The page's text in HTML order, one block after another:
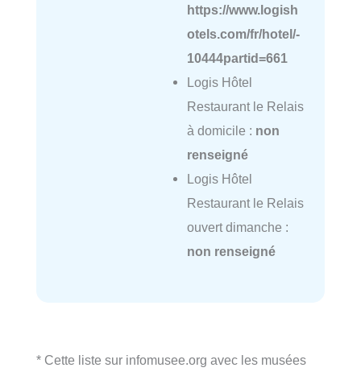
https://www.logish
otels.com/fr/hotel/-
10444partid=661
Logis Hôtel
Restaurant le Relais
à domicile : non
renseigné
Logis Hôtel
Restaurant le Relais
ouvert dimanche :
non renseigné
* Cette liste sur infomusee.org avec les musées